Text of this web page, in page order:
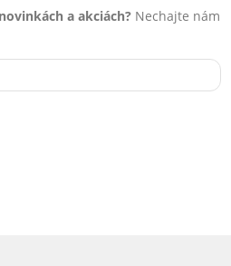
a akciách? Nechajte nám